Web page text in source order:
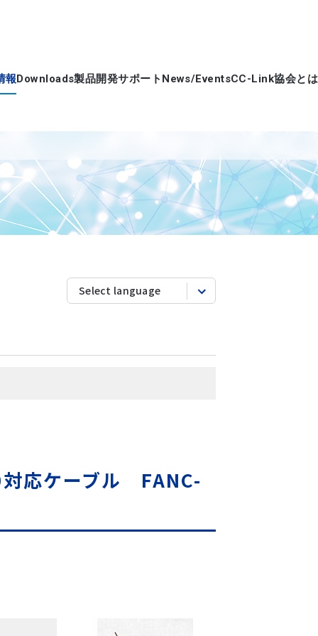
報Downloads製品開発サポート News/EventsCC-Link協会とは
応ケーブル FANC-